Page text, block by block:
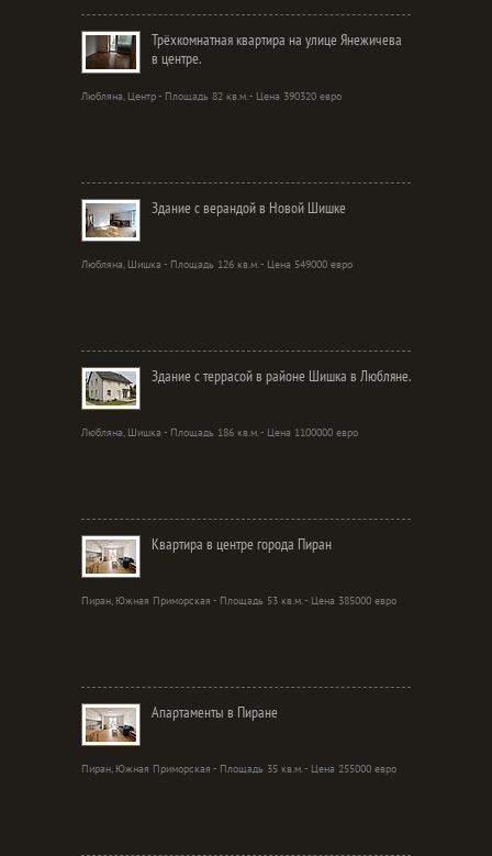
Трёхкомнатная квартира на улице Янежичева
в центре.
Любляна, Центр - Площадь 82 кв.м. - Цена 390320 евро
Здание с верандой в Новой Шишке
Любляна, Шишка - Площадь 126 кв.м. - Цена 549000 евро
Здание с террасой в районе Шишка в Любляне.
Любляна, Шишка - Площадь 186 кв.м. - Цена 1100000 евро
Квартира в центре города Пиран
Пиран, Южная Приморская - Площадь 53 кв.м. - Цена 385000 евро
Апартаменты в Пиране
Пиран, Южная Приморская - Площадь 35 кв.м. - Цена 255000 евро